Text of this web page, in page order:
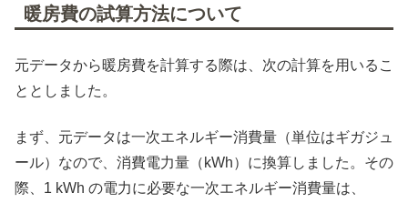
暖房費の試算方法について
元データから暖房費を計算する際は、次の計算を用いるこ
ととしました。
まず、元データは一次エネルギー消費量（単位はギガジュ
ール）なので、消費電力量（kWh）に換算しました。その
際、1 kWh の電力に必要な一次エネルギー消費量は、